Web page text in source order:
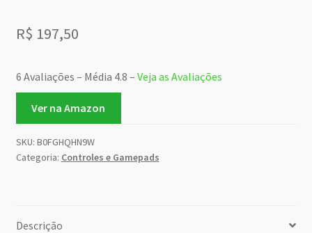
R$ 197,50
6 Avaliações – Média 4.8 – Veja as Avaliações
Ver na Amazon
SKU: B0FGHQHN9W
Categoria: Controles e Gamepads
Descrição